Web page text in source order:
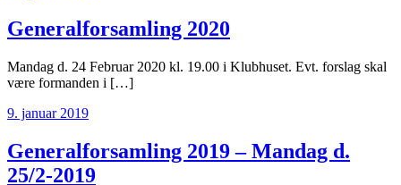
Generalforsamling 2020
Mandag d. 24 Februar 2020 kl. 19.00 i Klubhuset. Evt. forslag skal
være formanden i […]
9. januar 2019
Generalforsamling 2019 – Mandag d.
25/2-2019